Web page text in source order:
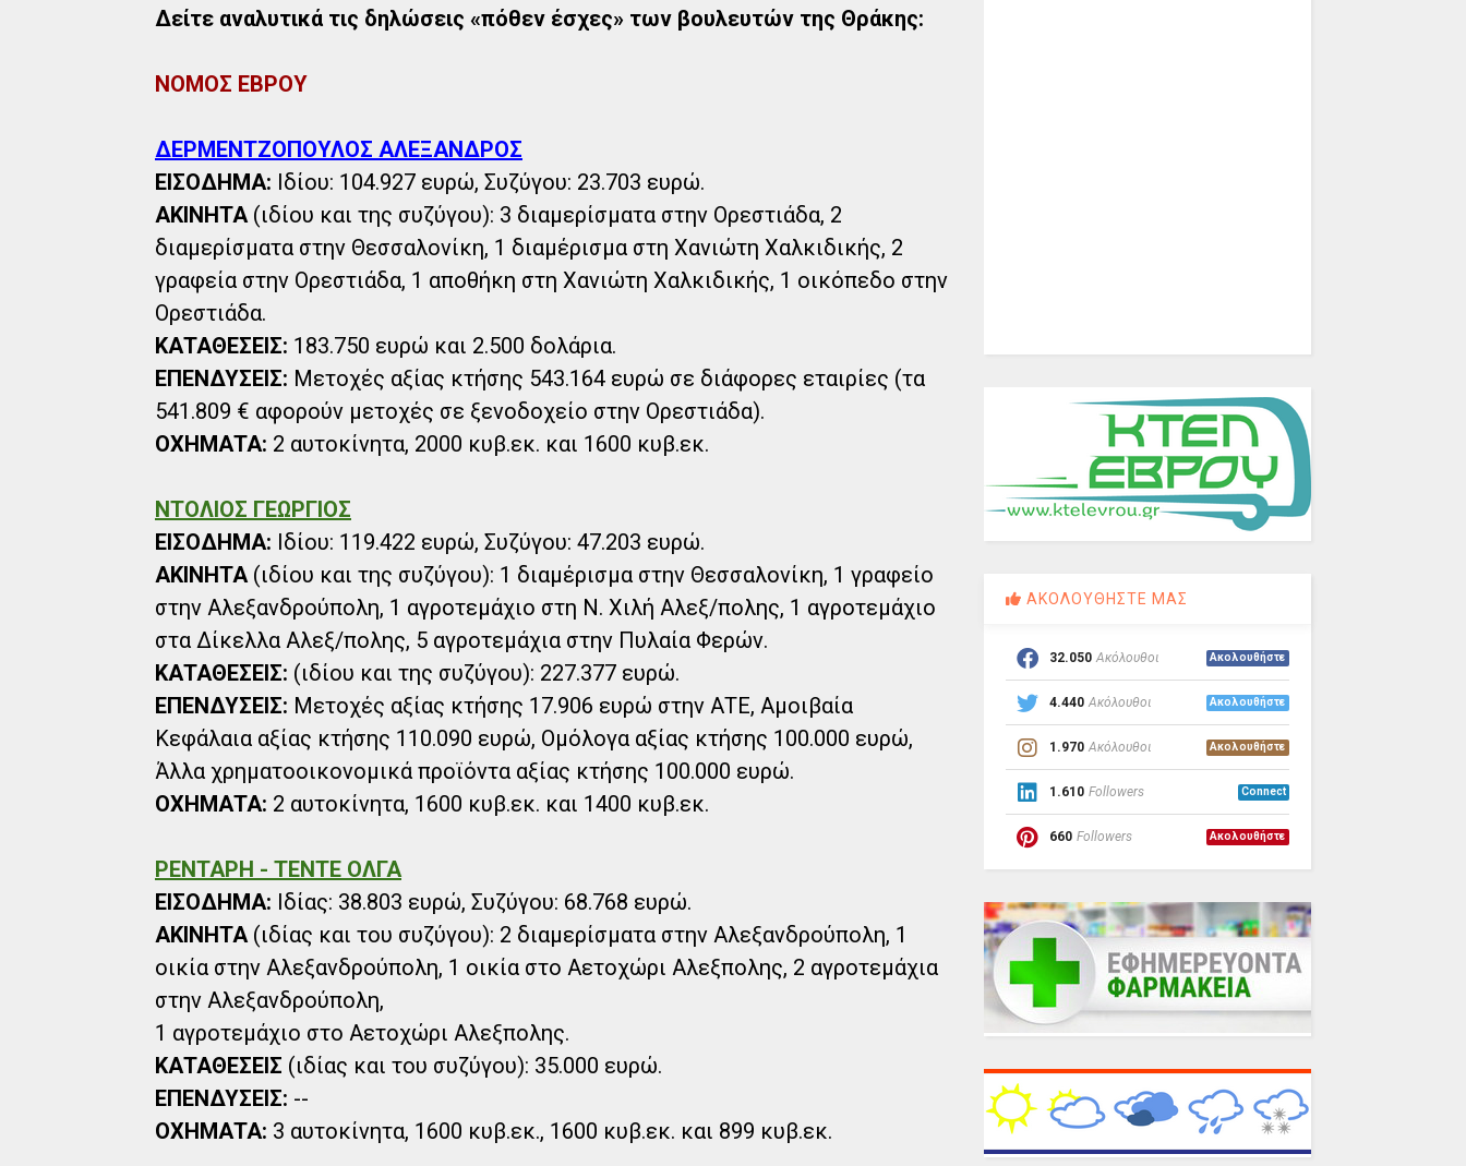
Δείτε αναλυτικά τις δηλώσεις «πόθεν έσχες» των βουλευτών της Θράκης:
ΝΟΜΟΣ ΕΒΡΟΥ
ΔΕΡΜΕΝΤΖΟΠΟΥΛΟΣ ΑΛΕΞΑΝΔΡΟΣ
ΕΙΣΟΔΗΜΑ: Ιδίου: 104.927 ευρώ, Συζύγου: 23.703 ευρώ.
ΑΚΙΝΗΤΑ(ιδίου και της συζύγου): 3 διαμερίσματα στην Ορεστιάδα, 2
διαμερίσματα στην Θεσσαλονίκη, 1 διαμέρισμα στη Χανιώτη Χαλκιδικής, 2
γραφεία στην Ορεστιάδα, 1 αποθήκη στη Χανιώτη Χαλκιδικής, 1 οικόπεδο στην
Ορεστιάδα.
ΚΑΤΑΘΕΣΕΙΣ: 183.750 ευρώ και 2.500 δολάρια.
ΕΠΕΝΔΥΣΕΙΣ: Μετοχές αξίας κτήσης 543.164 ευρώ σε διάφορες εταιρίες (τα
541.809 € αφορούν μετοχές σε ξενοδοχείο στην Ορεστιάδα).
ΟΧΗΜΑΤΑ: 2 αυτοκίνητα, 2000 κυβ.εκ. και 1600 κυβ.εκ.
ΝΤΟΛΙΟΣ ΓΕΩΡΓΙΟΣ
ΕΙΣΟΔΗΜΑ: Ιδίου: 119.422 ευρώ, Συζύγου: 47.203 ευρώ.
ΑΚΙΝΗΤΑ(ιδίου και της συζύγου): 1 διαμέρισμα στην Θεσσαλονίκη, 1 γραφείο
στην Αλεξανδρούπολη, 1 αγροτεμάχιο στη Ν. Χιλή Αλεξ/πολης, 1 αγροτεμάχιο
στα Δίκελλα Αλεξ/πολης, 5 αγροτεμάχια στην Πυλαία Φερών.
ΚΑΤΑΘΕΣΕΙΣ: (ιδίου και της συζύγου): 227.377 ευρώ.
ΕΠΕΝΔΥΣΕΙΣ: Μετοχές αξίας κτήσης 17.906 ευρώ στην ΑΤΕ, Αμοιβαία
Κεφάλαια αξίας κτήσης 110.090 ευρώ, Ομόλογα αξίας κτήσης 100.000 ευρώ,
Άλλα χρηματοοικονομικά προϊόντα αξίας κτήσης 100.000 ευρώ.
ΟΧΗΜΑΤΑ: 2 αυτοκίνητα, 1600 κυβ.εκ. και 1400 κυβ.εκ.
ΡΕΝΤΑΡΗ - ΤΕΝΤΕ ΟΛΓΑ
ΕΙΣΟΔΗΜΑ: Ιδίας: 38.803 ευρώ, Συζύγου: 68.768 ευρώ.
ΑΚΙΝΗΤΑ(ιδίας και του συζύγου): 2 διαμερίσματα στην Αλεξανδρούπολη, 1
οικία στην Αλεξανδρούπολη, 1 οικία στο Αετοχώρι Αλεξπολης, 2 αγροτεμάχια
στην Αλεξανδρούπολη,
1 αγροτεμάχιο στο Αετοχώρι Αλεξπολης.
ΚΑΤΑΘΕΣΕΙΣ (ιδίας και του συζύγου): 35.000 ευρώ.
ΕΠΕΝΔΥΣΕΙΣ: --
ΟΧΗΜΑΤΑ: 3 αυτοκίνητα, 1600 κυβ.εκ., 1600 κυβ.εκ. και 899 κυβ.εκ.
ΑΚΟΛΟΥΘΗΣΤΕ ΜΑΣ
32.050 Ακόλουθοι Ακολουθήστε
4.440 Ακόλουθοι Ακολουθήστε
1.970 Ακόλουθοι Ακολουθήστε
1.610 Followers Connect
660 Followers Ακολουθήστε